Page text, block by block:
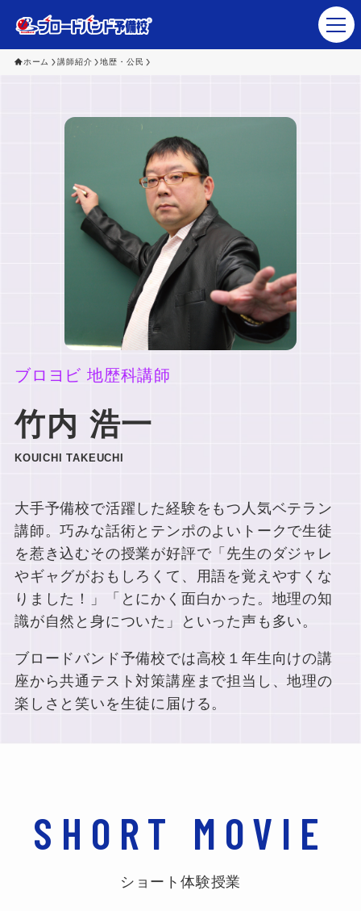
塾・予備校関係者さま
生徒･保護者の皆さま
ブロードバンド予備校 講師陣
講座ラインナップ
教室の事例
【同志社大学合格】地方×部活
多忙でも逆転合格。同志社に合
格した生徒の体験記
2026年6月6日 生徒・保護者向け
【導入事例】全科目対応で生
保護者の信頼を強固に！日米文
化学院校の事例
2026年6月6日
【上智大学合格】独学では伸び
に合格した生徒の体験記
ホーム 講師紹介 地歴・公民
ブロヨビ 地歴科講師
竹内 浩一
KOUICHI TAKEUCHI
大手予備校で活躍した経験をもつ人気ベテラン
講師。巧みな話術とテンポのよいトークで生徒
を惹き込むその授業が好評で「先生のダジャレ
やギャグがおもしろくて、用語を覚えやすくな
りました！」「とにかく面白かった。地理の知
識が自然と身についた」といった声も多い。
ブロードバンド予備校では高校１年生向けの講
座から共通テスト対策講座まで担当し、地理の
楽しさと笑いを生徒に届ける。
SHORT MOVIE
ショート体験授業